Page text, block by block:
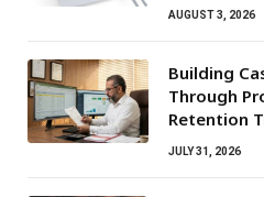
AUGUST 3, 2026
Building
Through
Retention
JULY 31, 2026